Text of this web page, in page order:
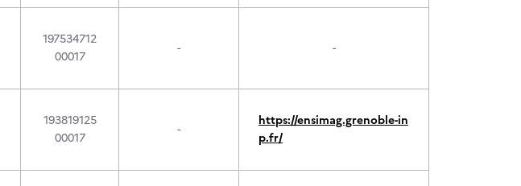
197534712
00017
- -
193819125
00017
-
https://ensimag.grenoble-in
p.fr/